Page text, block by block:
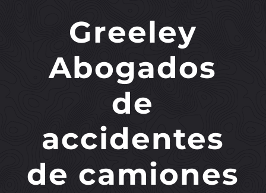
Greeley
Abogados
de
accidentes
de camiones